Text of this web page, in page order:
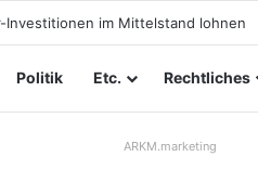
für temporäre Außengelände
Politik Etc. Rechtliches
ARKM.marketing